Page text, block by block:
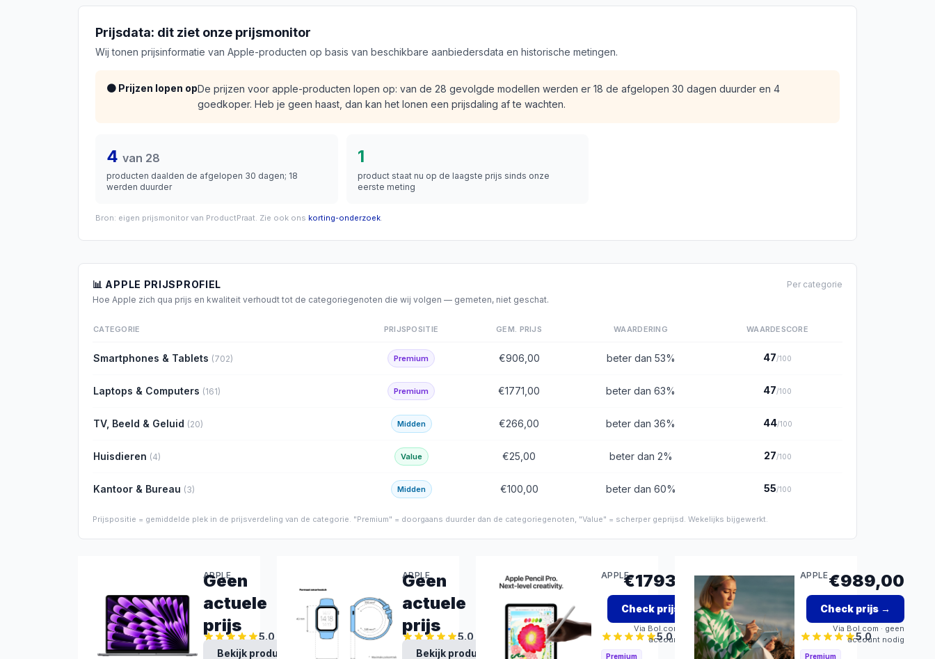
Prijsdata: dit ziet onze prijsmonitor
Wij tonen prijsinformatie van Apple-producten op basis van beschikbare aanbiedersdata en historische metingen.
🟠 Prijzen lopen opDe prijzen voor apple-producten lopen op: van de 28 gevolgde modellen werden er 18 de afgelopen 30 dagen duurder en 4
goedkoper. Heb je geen haast, dan kan het lonen een prijsdaling af te wachten.
4 van 28
producten daalden de afgelopen 30 dagen; 18
werden duurder
1
product staatnu op de laagste prijs sinds onze
eerste meting
Bron: eigen prijsmonitor van ProductPraat. Zie ook ons korting-onderzoek.
📊 APPLE PRIJSPROFIEL
Per categorie
Hoe Apple zich qua prijs en kwaliteit verhoudt tot de categoriegenoten die wij volgen — gemeten, niet geschat.
CATEGORIE PRIJSPOSITIE GEM. PRIJS WAARDERING WAARDESCORE
Smartphones & Tablets (702) Premium €906,00 beter dan 53% 47/100
Laptops & Computers (161) Premium €1771,00 beter dan 63% 47/100
TV, Beeld & Geluid (20) Midden €266,00 beter dan 36% 44/100
Huisdieren (4) Value €25,00 beter dan 2% 27/100
Kantoor & Bureau (3) Midden €100,00 beter dan 60% 55/100
Prijspositie = gemiddelde plek in de prijsverdeling van de categorie. "Premium" = doorgaans duurder dan de categoriegenoten, "Value" = scherper geprijsd. Wekelijks bijgewerkt.
APPLE
Apple
Air
13"
5.0
Premium
Geen
actuele
prijs
Bekijk product
APPLE
Apple
Ultra
49mm
5.0
Middensegment
Geen
actuele
prijs
Bekijk product
APPLE
iPad
13
inch
5.0
Premium
€1793,00
Check prijs
Via Bol.com
· geen
account nodig
APPLE
Apple
iPad
mini
5G:
5.0
Premium
€989,00
Check prijs →
Via Bol.com · geen
account nodig